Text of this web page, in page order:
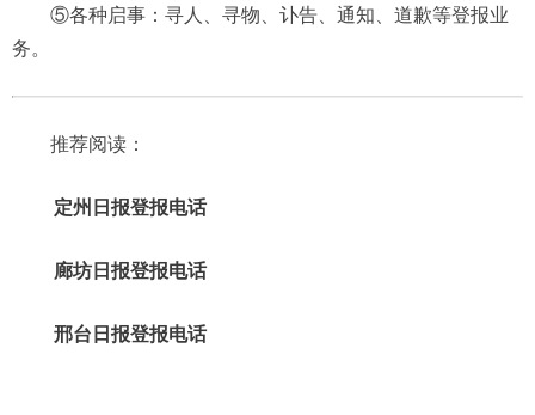
⑤各种启事：寻人、寻物、讣告、通知、道歉等登报业
务。
推荐阅读：
定州日报登报电话
廊坊日报登报电话
邢台日报登报电话